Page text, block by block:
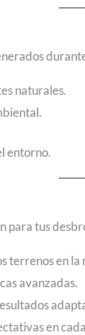
naturales.
entorno.
para tus
terrenos en la
avanzadas.
en